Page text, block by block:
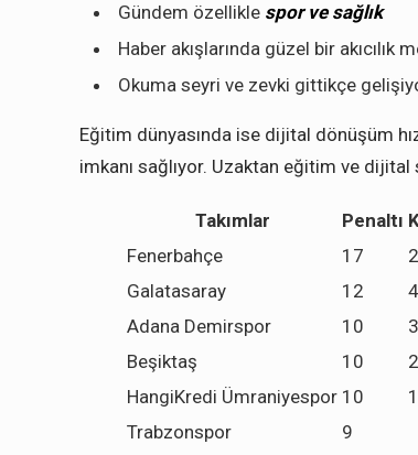
Gündem özellikle spor ve sağlık
Haber akışlarında güzel bir akıcılık
Okuma seyri ve zevki gittikçe
Eğitim dünyasında ise dijital dönüşüm
imkanı sağlıyor. Uzaktan eğitim ve
Takımlar Penaltı
Fenerbahçe
17 2
Galatasaray
12 4
Adana Demirspor
10 3
Beşiktaş
10 2
HangiKredi Ümraniyespor 10 1
Trabzonspor
9